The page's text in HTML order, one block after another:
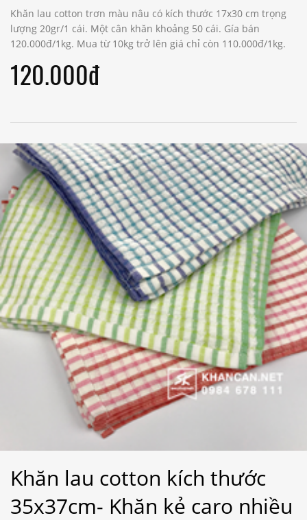
Khăn lau cotton trơn màu nâu có kích thước 17x30 cm trọng
lượng 20gr/1 cái. Một cân khăn khoảng 50 cái. Gía bán
120.000đ/1kg. Mua từ 10kg trở lên giá chỉ còn 110.000đ/1kg.
120.000đ
Khăn lau cotton kích thước
35x37cm- Khăn kẻ caro nhiều